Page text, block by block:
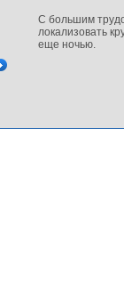
С большим
локализовать
еще ночью.